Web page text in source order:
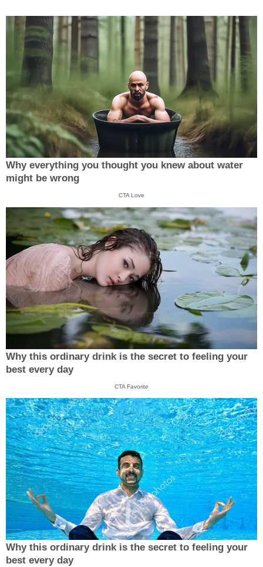
Why everything you thought you knew about water
might be wrong
CTA Love
Why this ordinary drink is the secret to feeling your
best every day
CTA Favorite
Why this ordinary drink is the secret to feeling your
best every day